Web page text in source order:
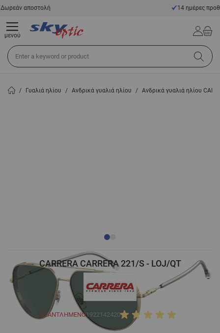
Μετάβαση στο περιεχόμενο
Αναζήτηση σε όλο το κατάστημα...
μενού
/ Γυαλιά ηλίου / Ανδρικά γυαλιά ηλίου / Ανδρικά γυαλιά ηλίου
CARRERA CARRERA 221/S - LOJ/QT
ΕΞΑΝΤΛΗΜΈΝΟ1922142420